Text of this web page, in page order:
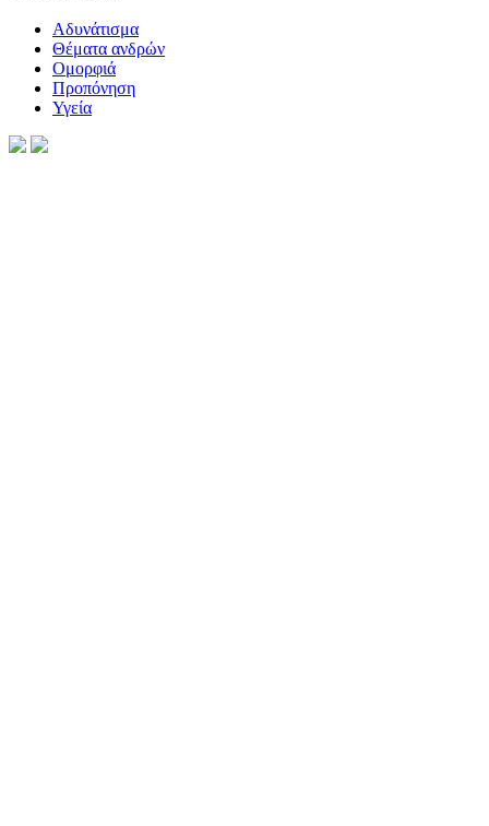
Αδυνάτισμα
Θέματα ανδρών
Ομορφιά
Προπόνηση
Υγεία